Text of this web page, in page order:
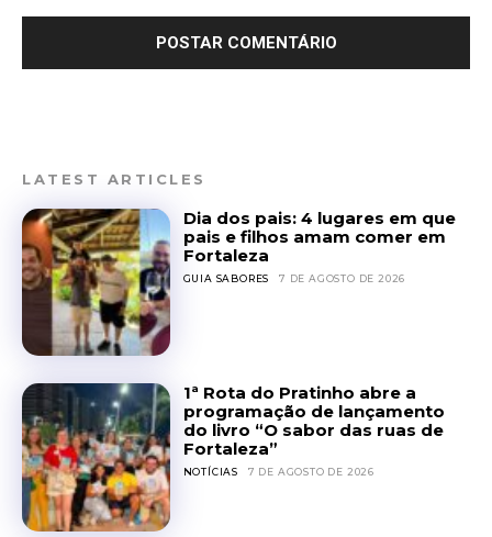
LATEST ARTICLES
Dia dos pais: 4 lugares em que
pais e filhos amam comer em
Fortaleza
GUIA SABORES 7 DE AGOSTO DE 2026
1ª Rota do Pratinho abre a
programação de lançamento
do livro “O sabor das ruas de
Fortaleza”
NOTÍCIAS 7 DE AGOSTO DE 2026